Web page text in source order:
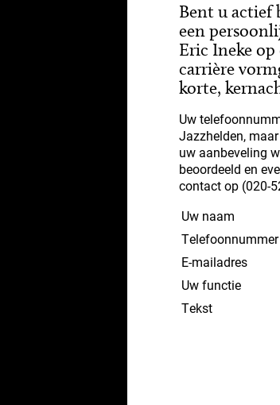
Bent u actief
een
Eric Ineke
carrière
korte,
Uw
Jazzhelden,
uw aanbeveling
beoordeeld en
contact op (020-
Uw naam
Telefoonnummer
E-mailadres
Uw functie
Tekst